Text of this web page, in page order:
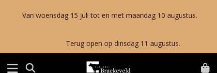
Van woensdag 15 juli tot en met maandag 10 augustus.
Terug open op dinsdag 11 augustus.